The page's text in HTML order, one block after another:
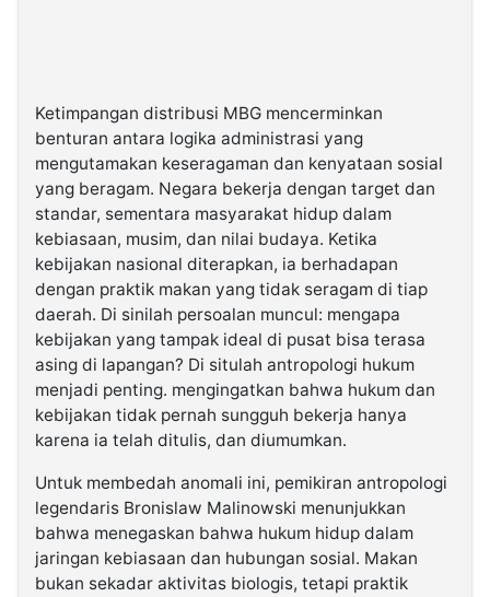
Ketimpangan distribusi MBG mencerminkan
benturan antara logika administrasi yang
mengutamakan keseragaman dan kenyataan sosial
yang beragam. Negara bekerja dengan target dan
standar, sementara masyarakat hidup dalam
kebiasaan, musim, dan nilai budaya. Ketika
kebijakan nasional diterapkan, ia berhadapan
dengan praktik makan yang tidak seragam di tiap
daerah. Di sinilah persoalan muncul: mengapa
kebijakan yang tampak ideal di pusat bisa terasa
asing di lapangan? Di situlah antropologi hukum
menjadi penting. mengingatkan bahwa hukum dan
kebijakan tidak pernah sungguh bekerja hanya
karena ia telah ditulis, dan diumumkan.
Untuk membedah anomali ini, pemikiran antropologi
legendaris Bronislaw Malinowski menunjukkan
bahwa menegaskan bahwa hukum hidup dalam
jaringan kebiasaan dan hubungan sosial. Makan
bukan sekadar aktivitas biologis, tetapi praktik